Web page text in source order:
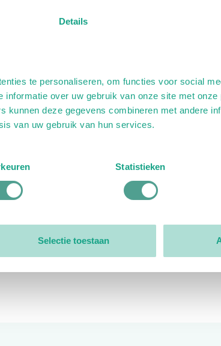
Details
te personaliseren, om functies voor social
informatie over uw gebruik van onze site met
kunnen deze gegevens combineren met andere
van uw gebruik van hun services.
Statistieken
Selectie toestaan